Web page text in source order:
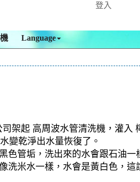
登入
Language
架起 高周波水管清洗機，灌入
變乾淨出水量恢復了。
色管垢，洗出來的水會跟石油一
洗米水一樣，水會是黃白色，這